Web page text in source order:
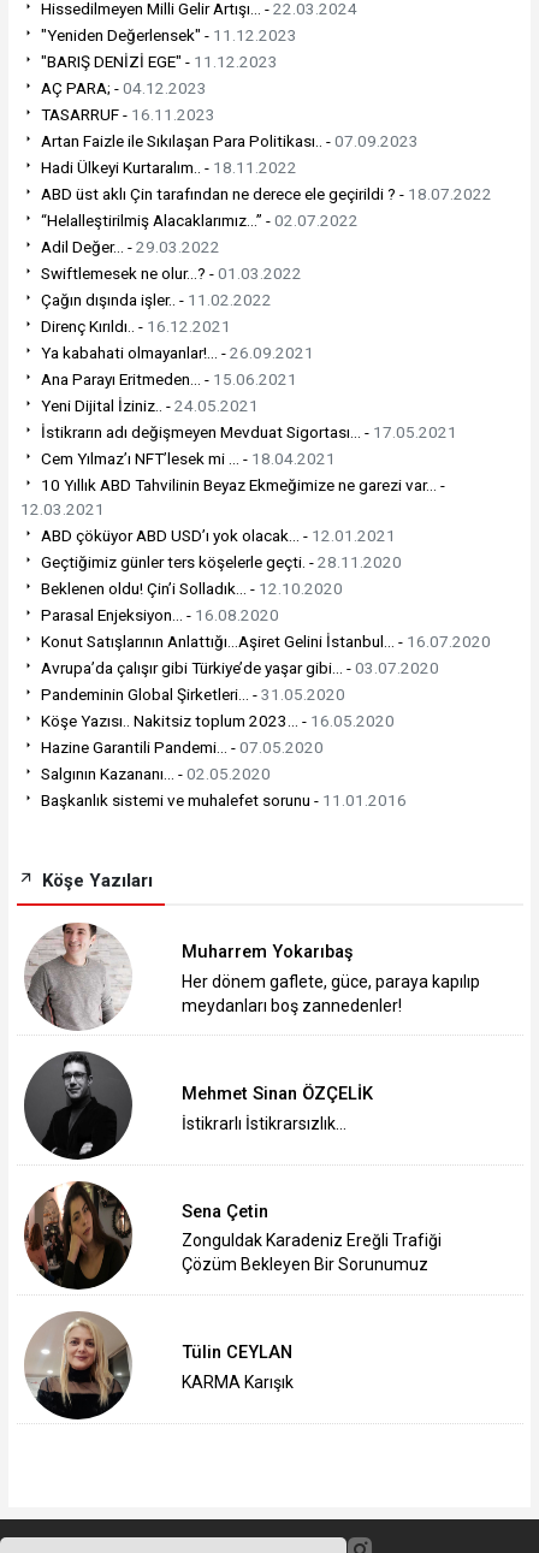
Hissedilmeyen Milli Gelir Artışı… -22.03.2024
"Yeniden Değerlensek" - 11.12.2023
"BARIŞ DENİZİ EGE" - 11.12.2023
AÇ PARA; -04.12.2023
TASARRUF - 16.11.2023
Artan Faizle ile Sıkılaşan Para Politikası.. -07.09.2023
Hadi Ülkeyi Kurtaralım.. - 18.11.2022
ABD üst aklı Çin tarafından ne derece ele geçirildi ? - 18.07.2022
“Helalleştirilmiş Alacaklarımız…” -02.07.2022
Adil Değer… -29.03.2022
Swiftlemesek ne olur…? -01.03.2022
Çağın dışında işler.. - 11.02.2022
Direnç Kırıldı.. - 16.12.2021
Ya kabahati olmayanlar!… -26.09.2021
Ana Parayı Eritmeden… - 15.06.2021
Yeni Dijital İziniz.. -24.05.2021
İstikrarın adı değişmeyen Mevduat Sigortası… - 17.05.2021
Cem Yılmaz’ı NFT’lesek mi … - 18.04.2021
10 Yıllık ABD Tahvilinin Beyaz Ekmeğimize ne garezi var… -
12.03.2021
ABD çöküyor ABD USD’ı yok olacak... - 12.01.2021
Geçtiğimiz günler ters köşelerle geçti. -28.11.2020
Beklenen oldu! Çin’i Solladık… - 12.10.2020
Parasal Enjeksiyon... - 16.08.2020
Konut Satışlarının Anlattığı…Aşiret Gelini İstanbul… - 16.07.2020
Avrupa’da çalışır gibi Türkiye’de yaşar gibi… -03.07.2020
Pandeminin Global Şirketleri… -31.05.2020
Köşe Yazısı.. Nakitsiz toplum 2023... - 16.05.2020
Hazine Garantili Pandemi… -07.05.2020
Salgının Kazananı… -02.05.2020
Başkanlık sistemi ve muhalefet sorunu - 11.01.2016
Köşe Yazıları
Muharrem Yokarıbaş
Her dönem gaflete, güce, paraya kapılıp
meydanları boş zannedenler!
Mehmet Sinan ÖZÇELİK
İstikrarlı İstikrarsızlık…
Sena Çetin
Zonguldak Karadeniz Ereğli Trafiği
Çözüm Bekleyen Bir Sorunumuz
Tülin CEYLAN
KARMA Karışık